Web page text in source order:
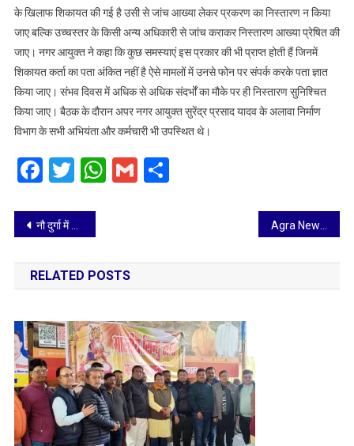
के खिलाफ शिकायत की गई है उसी से जांच आख्या लेकर प्रकरण का निस्तारण न किया
जाए बल्कि उच्चस्तर के किसी अन्य अधिकारी से जांच कराकर निस्तारण आख्या प्रेषित की
जाए। नगर आयुक्त ने कहा कि कुछ समस्याएं इस प्रकार की भी प्राप्त होती हैं जिनमें
शिकायत कर्ता का पता अंकित नहीं है ऐसे मामलों में उनसे फोन पर संपर्क करके पता ज्ञात
किया जाए। संभव दिवस में अधिक से अधिक संदर्भों का मौके पर ही निस्तारण सुनिश्चित
किया जाए। बैठक के दौरान अपर नगर आयुक्त सुरेंद्र प्रसाद यादव के अलावा निर्माण
विभाग के सभी अभियंता और कर्मचारी भी उपस्थित थे।
Facebook
Twitter
WhatsApp
GmailShare
Post
navigation
नौ दुर्गा में नगर निगम करेगा नारी शक्ति का सम्मान
RELATED POSTS